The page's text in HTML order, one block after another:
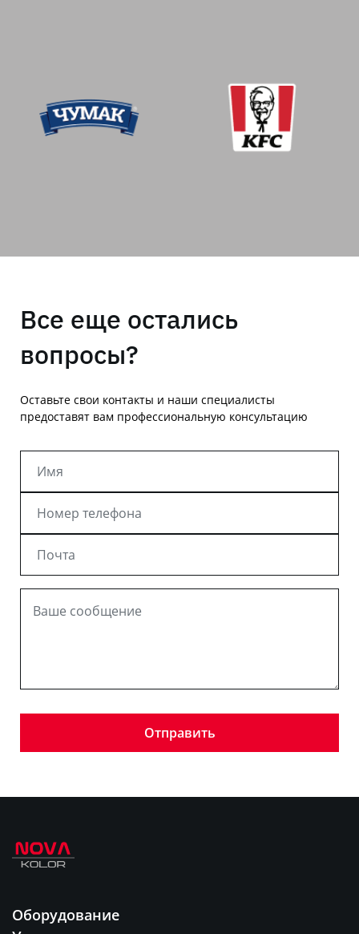
Все еще остались
вопросы?
Оставьте свои контакты и наши специалисты
предоставят вам профессиональную консультацию
Оборудование